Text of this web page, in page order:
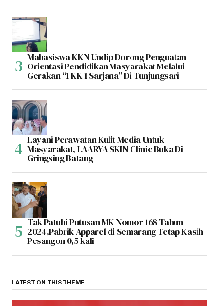
Mahasiswa KKN Undip Dorong Penguatan
Orientasi Pendidikan Masyarakat Melalui
Gerakan “1 KK 1 Sarjana” Di Tunjungsari
Layani Perawatan Kulit Media Untuk
Masyarakat, LAARYA SKIN Clinic Buka Di
Gringsing Batang
Tak Patuhi Putusan MK Nomor 168 Tahun
2024,Pabrik Apparel di Semarang Tetap Kasih
Pesangon 0,5 kali
LATEST ON THIS THEME